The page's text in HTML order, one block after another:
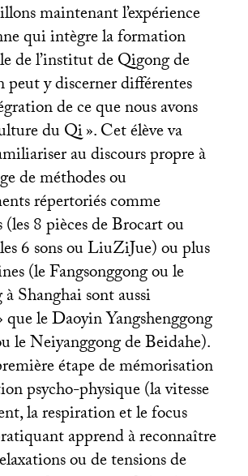
maintenant l’expérience
qui intègre la formation
de l’institut de Qigong de
peut y discerner différentes
de ce que nous avons
du Qi». Cet élève va
au discours propre à
de méthodes ou
répertoriés comme
8 pièces de Brocart ou
6 sons ou LiuZiJue) ou plus
(le Fangsonggong ou le
Shanghai sont aussi
que le Daoyin Yangshenggong
le Neiyanggong de Beidahe).
étape de mémorisation
psycho-physique (la vitesse
la respiration et le focus
apprend à reconnaître
ou de tensions de